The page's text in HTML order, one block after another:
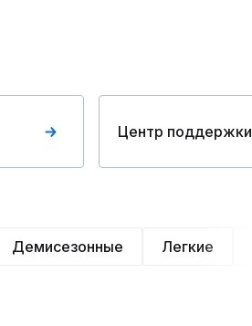
Центр поддержки
Демисезонные Легкие